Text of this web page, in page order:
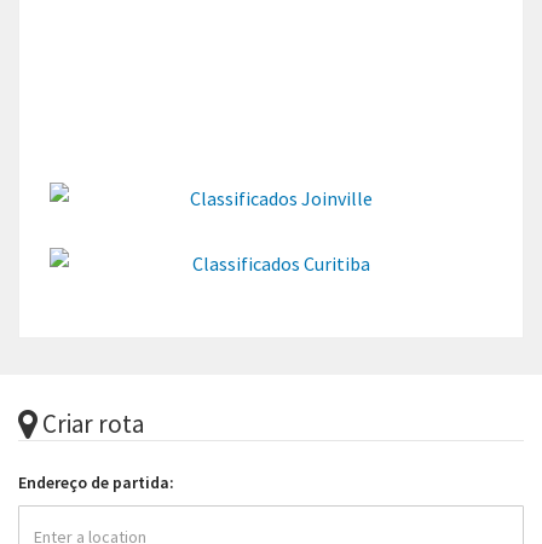
Criar rota
Endereço de partida: